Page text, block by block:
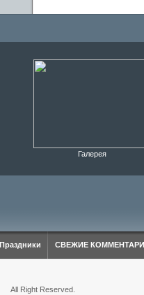
Галерея
Праздники СВЕЖИЕ
All Right Reserved.